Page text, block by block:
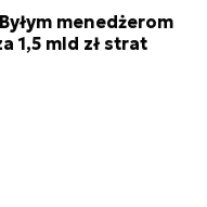
menedżerom
1,5 mld zł strat